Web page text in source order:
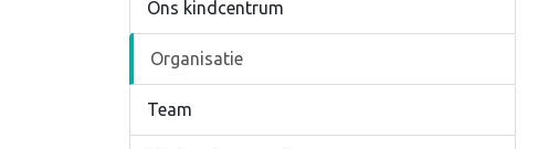
Ons kindcentrum
Organisatie
Team